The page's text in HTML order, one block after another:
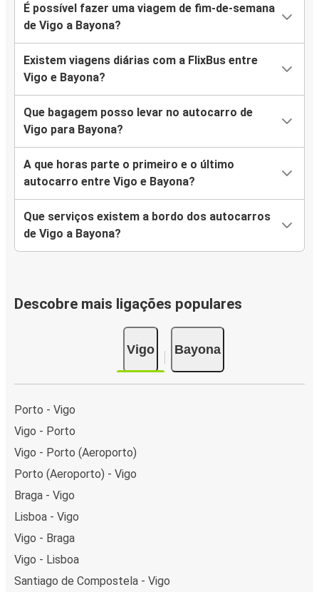
É possível fazer uma viagem de fim-de-semana
de Vigo a Bayona?
Existem viagens diárias com a FlixBus entre
Vigo e Bayona?
Que bagagem posso levar no autocarro de
Vigo para Bayona?
A que horas parte o primeiro e o último
autocarro entre Vigo e Bayona?
Que serviços existem a bordo dos autocarros
de Vigo a Bayona?
Descobre mais ligações populares
Vigo Bayona
Porto - Vigo
Vigo - Porto
Vigo - Porto (Aeroporto)
Porto (Aeroporto) - Vigo
Braga - Vigo
Lisboa - Vigo
Vigo - Braga
Vigo - Lisboa
Santiago de Compostela - Vigo